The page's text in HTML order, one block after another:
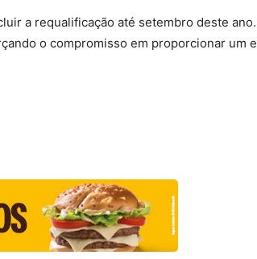
a requalificação até setembro deste
o compromisso em proporcionar um